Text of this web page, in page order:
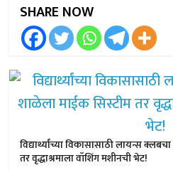
SHARE NOW
विद्यार्थ्यांच्या विकासासाठी लायन्स
तर वृद्धाश्रमाला वॉशिंग मशीनची भेट!